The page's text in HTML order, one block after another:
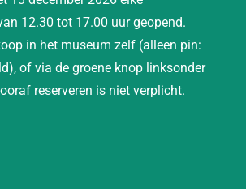
12.30 tot 17.00 uur geopend.
in het museum zelf (alleen pin:
of via de groene knop linksonder
reserveren is niet verplicht.